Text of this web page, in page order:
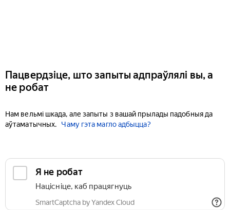
Пацвердзіце, што запыты адпраўлялі вы, а
не робат
Нам вельмі шкада, але запыты з вашай прылады падобныя да
аўтаматычных.
Чаму гэта магло адбыцца?
Я не робат
Націсніце, каб працягнуць
SmartCaptcha by Yandex Cloud